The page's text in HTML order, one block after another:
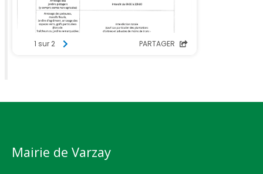
Mairie de Varzay